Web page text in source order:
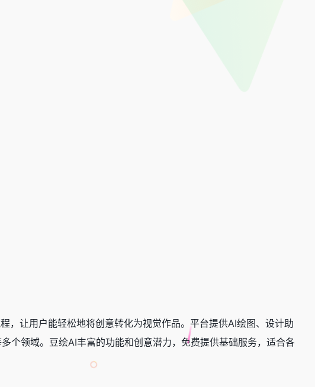
，让用户能轻松地将创意转化为视觉作品。平台提供AI绘图、设计助
个领域。豆绘AI丰富的功能和创意潜力，免费提供基础服务，适合各